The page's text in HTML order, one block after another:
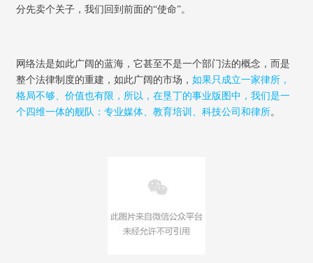
分先卖个关子，我们回到前面的“使命”。
网络法是如此广阔的蓝海，它甚至不是一个部门法的概念，而是
整个法律制度的重建，如此广阔的市场， 如果只成立一家律所，
格局不够、价值也有限，所以，在垦丁的事业版图中，我们是一
个四维一体的舰队：专业媒体、教育培训、科技公司和律所。